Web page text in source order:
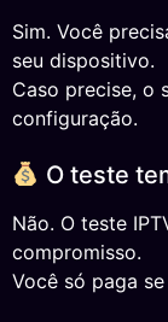
Sim. Você
seu dispositivo.
Caso precise, o
configuração.
O teste
Não. O teste
compromisso.
Você só paga